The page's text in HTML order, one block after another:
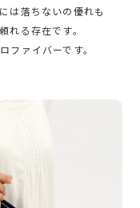
は落ちないの優れも
れる存在です。
ァイバーです。